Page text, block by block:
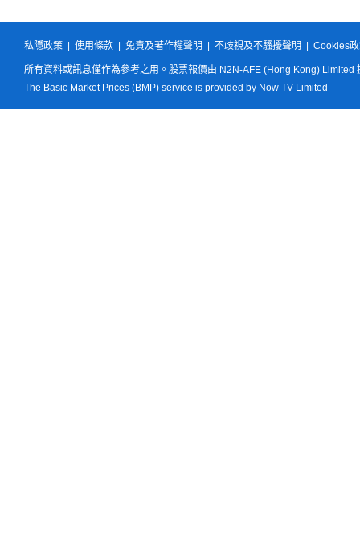
私隱政策 使用條款 免責及著作權聲明 不歧視及不騷擾聲明 Cookies
所有資料或訊息僅作為參考之用。股票報價由 N2N-AFE (Hong Kong) Limited
The Basic Market Prices (BMP) service is provided by Now TV Limited